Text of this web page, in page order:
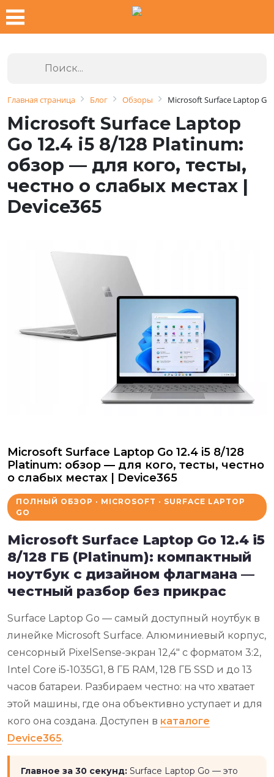
Главная страница Блог Обзоры Microsoft Surface Laptop
Microsoft Surface Laptop
Go 12.4 i5 8/128 Platinum:
обзор — для кого, тесты,
честно о слабых местах |
Device365
Microsoft Surface Laptop Go 12.4 i5 8/128
Platinum: обзор — для кого, тесты, честно
о слабых местах | Device365
ПОЛНЫЙ ОБЗОР · MICROSOFT · SURFACE LAPTOP
GO
Microsoft Surface Laptop Go 12.4 i5
8/128 ГБ (Platinum): компактный
ноутбук с дизайном флагмана —
честный разбор без прикрас
Surface Laptop Go — самый доступный ноутбук в
линейке Microsoft Surface. Алюминиевый корпус,
сенсорный PixelSense-экран 12,4" с форматом 3:2,
Intel Core i5-1035G1, 8 ГБ RAM, 128 ГБ SSD и до 13
часов батареи. Разбираем честно: на что хватает
этой машины, где она объективно уступает и для
кого она создана. Доступен в каталоге
Device365.
Главное за 30 секунд: Surface Laptop Go — это